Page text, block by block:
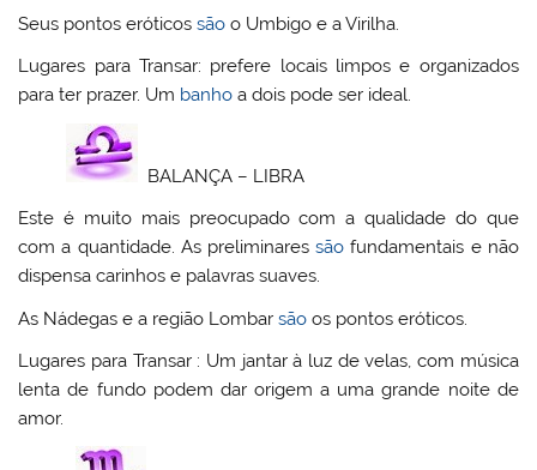
Seus pontos eróticossão o Umbigo e a Virilha.
Lugares para Transar: prefere locais limpos e organizados
para ter prazer. Um banho a dois pode ser ideal.
BALANÇA – LIBRA
Este é muito mais preocupado com a qualidade do que
com a quantidade. As preliminaressão fundamentais e não
dispensa carinhos e palavras suaves.
As Nádegas e a região Lombarsão os pontos eróticos.
Lugares para Transar : Um jantar à luz de velas, com música
lenta de fundo podem dar origem a uma grande noite de
amor.